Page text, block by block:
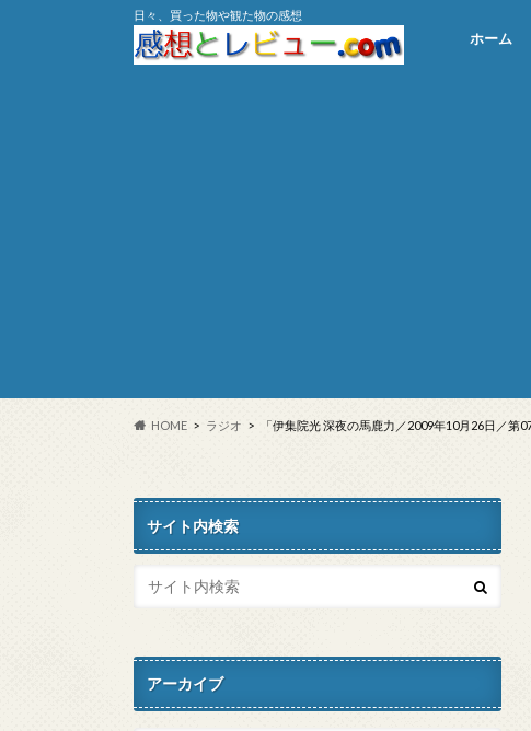
日々、買った物や観た物の感想
ホーム
HOME ラジオ 「伊集院光 深夜の馬鹿力／2009年10月26日／
サイト内検索
アーカイブ